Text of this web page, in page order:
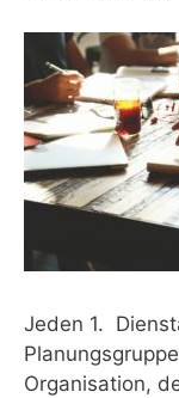
Jeden 1.
Organisation,